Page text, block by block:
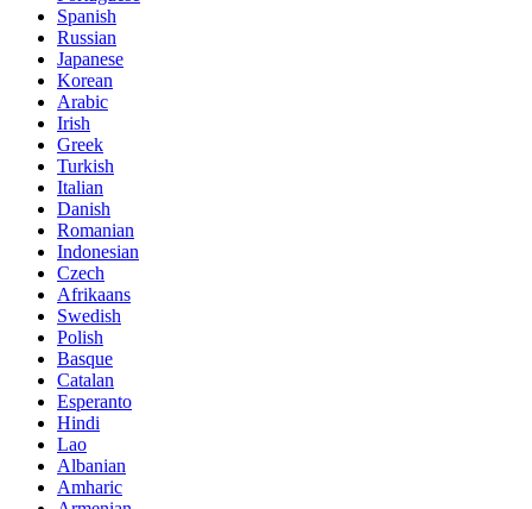
Spanish
Russian
Japanese
Korean
Arabic
Irish
Greek
Turkish
Italian
Danish
Romanian
Indonesian
Czech
Afrikaans
Swedish
Polish
Basque
Catalan
Esperanto
Hindi
Lao
Albanian
Amharic